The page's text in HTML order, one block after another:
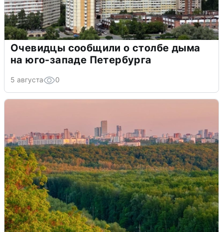
Очевидцы сообщили о столбе дыма
на юго-западе Петербурга
5 августа 0